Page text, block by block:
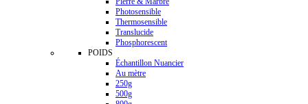
Photosensible
Thermosensible
Translucide
Phosphorescent
POIDS
Échantillon Nuancier
Au mètre
250g
500g